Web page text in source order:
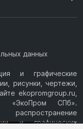
данных
и графические
рисунки, чертежи,
ekopromgroup.ru,
«ЭкоПром СПб».
распространение
и графических